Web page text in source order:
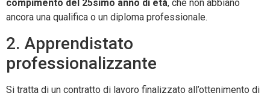
compimento del 25simo anno di età, che non abbiano
ancora una qualifica o un diploma professionale.
2. Apprendistato
professionalizzante
Si tratta di un contratto di lavoro finalizzato all’ottenimento di